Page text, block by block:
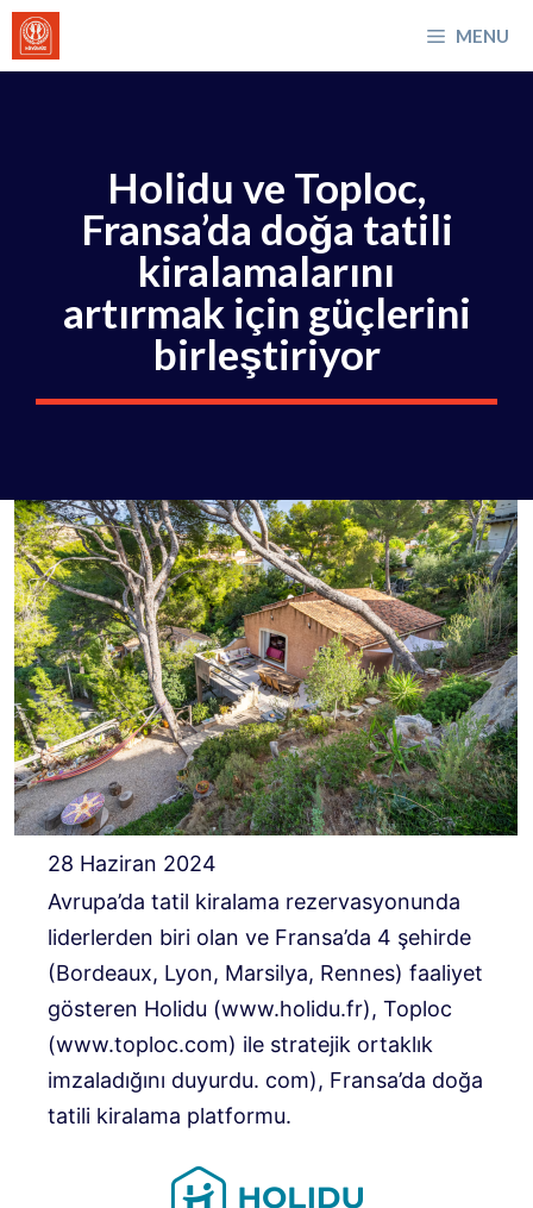
İçeriğe
atla
MENU
Holidu ve Toploc,
Fransa’da doğa tatili
kiralamalarını
artırmak için güçlerini
birleştiriyor
28 Haziran 2024
Avrupa’da tatil kiralama rezervasyonunda
liderlerden biri olan ve Fransa’da 4 şehirde
(Bordeaux, Lyon, Marsilya, Rennes) faaliyet
gösteren Holidu (www.holidu.fr), Toploc
(www.toploc.com) ile stratejik ortaklık
imzaladığını duyurdu. com), Fransa’da doğa
tatili kiralama platformu.